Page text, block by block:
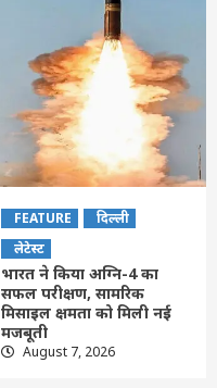
FEATURE
दिल्ली
लेटेस्ट
भारत ने किया अग्नि-4 का
सफल परीक्षण, सामरिक
मिसाइल क्षमता को मिली नई
मजबूती
August 7, 2026